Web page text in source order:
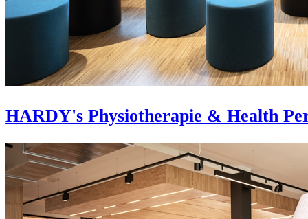
HARDY's Physiotherapie & Health